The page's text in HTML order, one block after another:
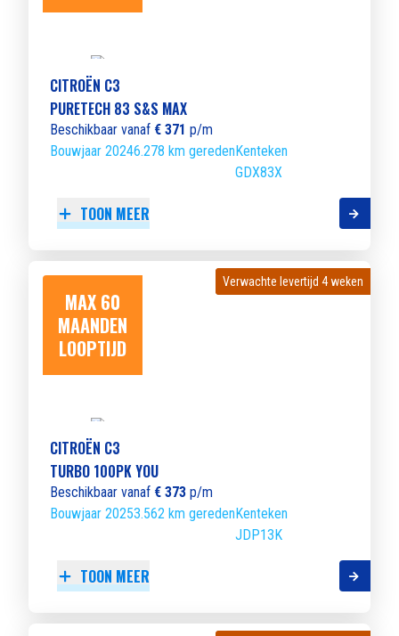
CITROËN C3
PURETECH 83 S&S MAX
Beschikbaar vanaf € 371 p/m
Bouwjaar 20246.278 km geredenKenteken
GDX83X
TOON MEER
MAX 60
MAANDEN
LOOPTIJD
Verwachte levertijd 4 weken
Verwachte levertijd 4 weken
CITROËN C3
TURBO 100PK YOU
Beschikbaar vanaf € 373 p/m
Bouwjaar 20253.562 km geredenKenteken
JDP13K
TOON MEER